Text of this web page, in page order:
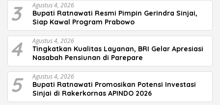
3 Agustus 4, 2026
Bupati Ratnawati Resmi Pimpin Gerindra Sinjai,
Siap Kawal Program Prabowo
4 Agustus 4, 2026
Tingkatkan Kualitas Layanan, BRI Gelar Apresiasi
Nasabah Pensiunan di Parepare
5 Agustus 4, 2026
Bupati Ratnawati Promosikan Potensi Investasi
Sinjai di Rakerkornas APINDO 2026